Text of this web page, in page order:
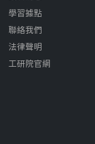
學習據點
聯絡我們
法律聲明
工研院官網